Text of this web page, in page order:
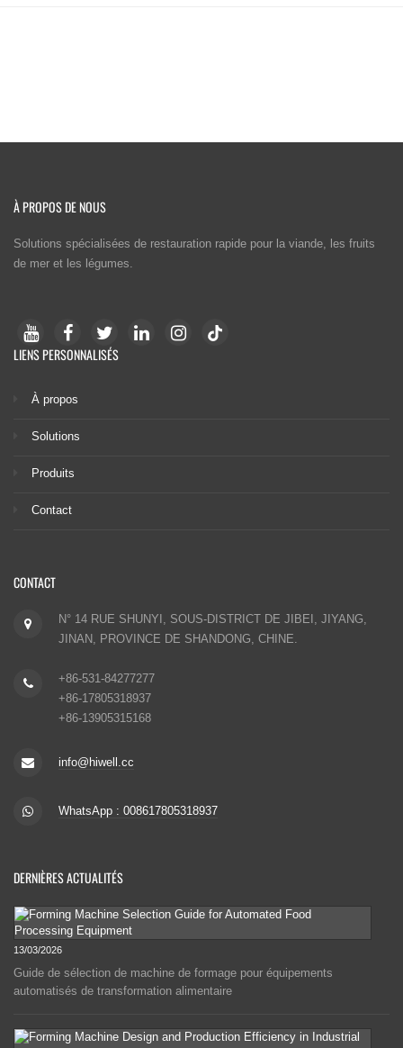
À PROPOS DE NOUS
Solutions spécialisées de restauration rapide pour la viande, les fruits
de mer et les légumes.
LIENS PERSONNALISÉS
À propos
Solutions
Produits
Contact
CONTACT
N° 14 RUE SHUNYI, SOUS-DISTRICT DE JIBEI, JIYANG,
JINAN, PROVINCE DE SHANDONG, CHINE.
+86-531-84277277
+86-17805318937
+86-13905315168
info@hiwell.cc
WhatsApp : 008617805318937
DERNIÈRES ACTUALITÉS
13/03/2026
Guide de sélection de machine de formage pour équipements
automatisés de transformation alimentaire